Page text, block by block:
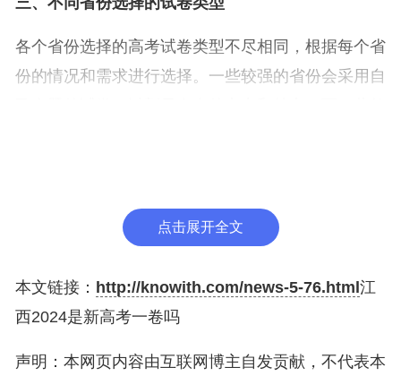
各个省份选择的高考试卷类型不尽相同，根据每个省
份的情况和需求进行选择。一些较强的省份会采用自
除了高考，各类考试都有不同类型的试卷。例如，托
福、雅思等英语考试也有多种考试形式和试卷类型，
标准版和选修版等多种版本，旨在测试学生的专业水
点击展开全文
本文链接： http://knowith.com/news-5-76.html 江
西2024是新高考一卷吗
声明：本网页内容由互联网博主自发贡献，不代表本